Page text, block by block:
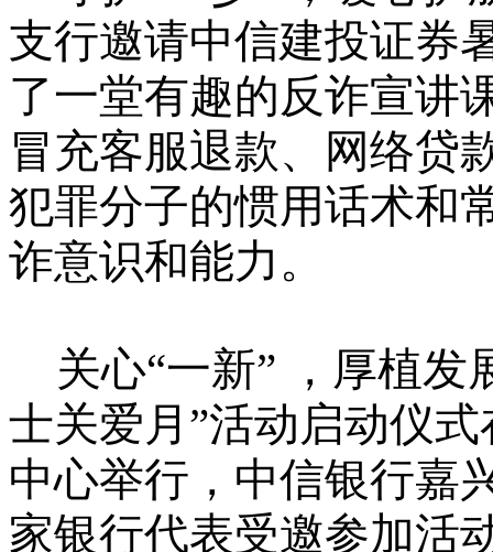
支行邀请中信建投证券
了一堂有趣的反诈宣讲
冒充客服退款、网络贷
犯罪分子的惯用话术和
诈意识和能力 。
关心“一新” ，厚植发
士关爱月”活动启动仪
中心举行，中信银行嘉
家银行代表受邀参加活